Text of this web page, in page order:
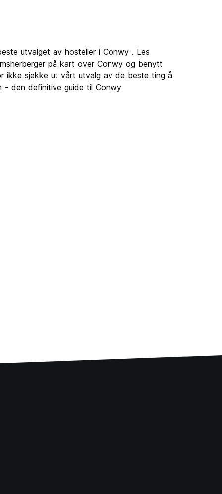
utvalget av hosteller i Conwy . Les
på kart over Conwy og benytt
ikke sjekke ut vårt utvalg av de beste ting å
- den definitive guide til Conwy